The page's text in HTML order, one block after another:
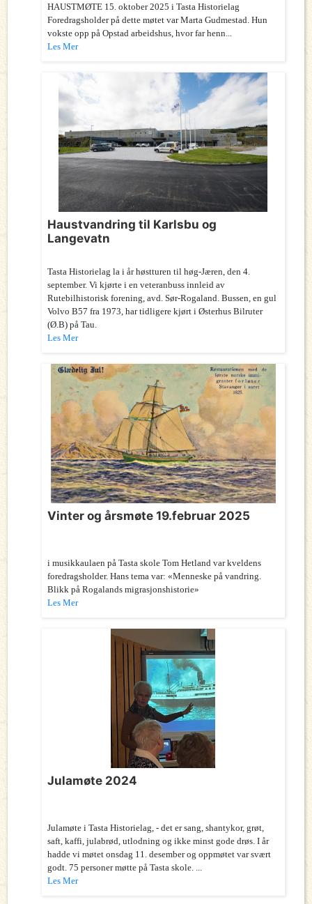
HAUSTMØTE 15. oktober 2025 i Tasta Historielag
Foredragsholder på dette møtet var Marta Gudmestad. Hun
vokste opp på Opstad arbeidshus, hvor far henn...
Les Mer
Haustvandring til Karlsbu og
Langevatn
Tasta Historielag la i år høstturen til høg-Jæren, den 4.
september. Vi kjørte i en veteranbuss innleid av
Rutebilhistorisk forening, avd. Sør-Rogaland. Bussen, en gul
Volvo B57 fra 1973, har tidligere kjørt i Østerhus Bilruter
(Ø.B) på Tau.
Les Mer
Vinter og årsmøte 19.februar 2025
i musikkaulaen på Tasta skole Tom Hetland var kveldens
foredragsholder. Hans tema var: «Menneske på vandring.
Blikk på Rogalands migrasjonshistorie»
Les Mer
Julamøte 2024
Julamøte i Tasta Historielag, - det er sang, shantykor, grøt,
saft, kaffi, julabrød, utlodning og ikke minst gode drøs. I år
hadde vi møtet onsdag 11. desember og oppmøtet var svært
godt. 75 personer møtte på Tasta skole. ...
Les Mer